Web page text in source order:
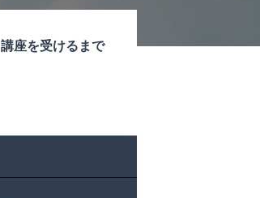
講座を受けるまで